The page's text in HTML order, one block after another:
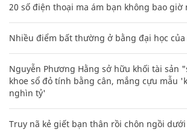
20 số điện thoại ma ám bạn không bao giờ
Nhiều điểm bất thường ở bằng đại học của
Nguyễn Phương Hằng sở hữu khối tài sản
khoe sổ đỏ tính bằng cân, mắng cựu mẫu
nghìn tỷ'
Truy nã kẻ giết bạn thân rồi chôn ngồi